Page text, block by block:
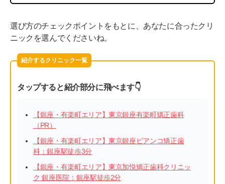
選び方のチェックポイントをもとに、あなたに合ったクリ
ニックを選んでくださいね。
紹介するクリニック一覧
タップすると紹介部分に飛べます👇
【銀座・有楽町エリア】東京銀座有楽町矯正歯科
（PR）
【銀座・有楽町エリア】東京銀座ビアンコ矯正歯
科：銀座駅徒歩3分
【銀座・有楽町エリア】東京加悦矯正歯科クリニッ
ク 銀座医院：銀座駅徒歩2分